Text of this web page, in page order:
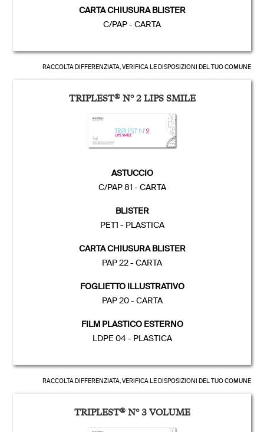
CARTA CHIUSURA BLISTER
C/PAP - CARTA
RACCOLTA DIFFERENZIATA, VERIFICA LE DISPOSIZIONI DEL TUO COMUNE
TRIPLEST®N° 2 LIPS SMILE
ASTUCCIO
C/PAP 81 - CARTA
BLISTER
PET1 - PLASTICA
CARTA CHIUSURA BLISTER
PAP 22 - CARTA
FOGLIETTO ILLUSTRATIVO
PAP 20 - CARTA
FILM PLASTICO ESTERNO
LDPE 04 - PLASTICA
RACCOLTA DIFFERENZIATA, VERIFICA LE DISPOSIZIONI DEL TUO COMUNE
TRIPLEST®N° 3 VOLUME